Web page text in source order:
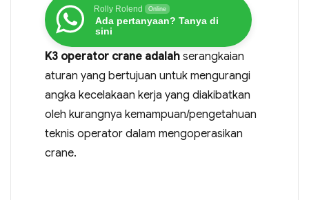
Rolly Rolend Online
Ada pertanyaan? Tanya di
sini
K3 operator crane adalahserangkaian
aturan yang bertujuan untuk mengurangi
angka kecelakaan kerja yang diakibatkan
oleh kurangnya kemampuan/pengetahuan
teknis operator dalam mengoperasikan
crane.